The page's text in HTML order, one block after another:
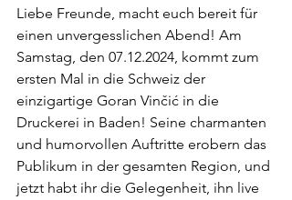
Liebe Freunde, macht euch bereit für
einen unvergesslichen Abend! Am
Samstag, den 07.12.2024, kommt zum
ersten Mal in die Schweiz der
einzigartige Goran Vinčić in die
Druckerei in Baden! Seine charmanten
und humorvollen Auftritte erobern das
Publikum in der gesamten Region, und
jetzt habt ihr die Gelegenheit, ihn live